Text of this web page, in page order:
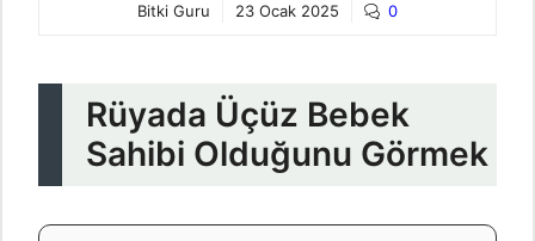
Bitki Guru 23 Ocak 2025 0
Rüyada Üçüz Bebek
Sahibi Olduğunu Görmek